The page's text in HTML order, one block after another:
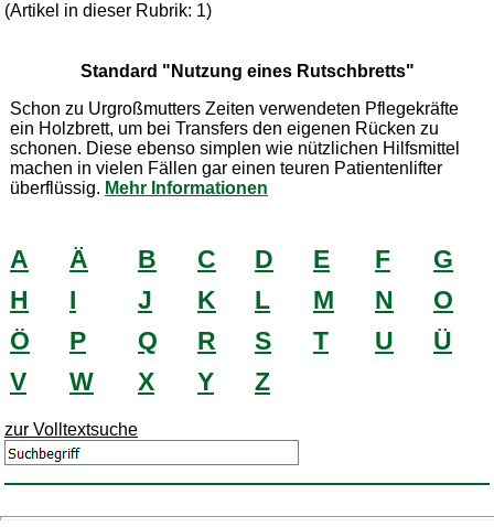
(Artikel in dieser Rubrik: 1)
Standard "Nutzung eines Rutschbretts"
Schon zu Urgroßmutters Zeiten verwendeten Pflegekräfte
ein Holzbrett, um bei Transfers den eigenen Rücken zu
schonen. Diese ebenso simplen wie nützlichen Hilfsmittel
machen in vielen Fällen gar einen teuren Patientenlifter
überflüssig. Mehr Informationen
A Ä B C D E F
G
H
I J K L M N
O
Ö
P Q R S T U
Ü
V
W X Y Z
zur Volltextsuche